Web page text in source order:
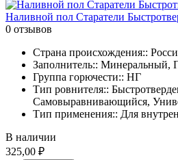
Наливной пол Старатели
0 отзывов
Страна происхождения::
Заполнитель:: Минеральный,
Группа горючести:: НГ
Тип ровнителя::
Самовыравнивающийся,
Тип применения:: Для
В наличии
325,00 ₽